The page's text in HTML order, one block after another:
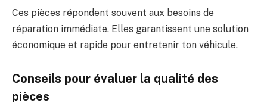
Ces pièces répondent souvent aux besoins de
réparation immédiate. Elles garantissent une solution
économique et rapide pour entretenir ton véhicule.
Conseils pour évaluer la qualité des
pièces